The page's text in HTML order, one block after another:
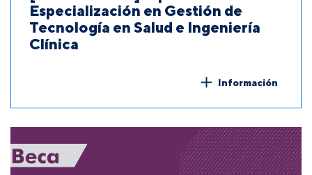
Especialización en Gestión de
Tecnología en Salud e Ingeniería
Clínica
Información